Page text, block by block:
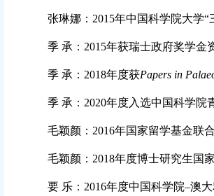
张琳娜： 2015年中国科学院大学“
季 承： 2015年获瑞士政府奖学金
季 承： 2018年度获Papers in
季 承： 2020年度入选中国科学院
毛颖颜： 2016年国家留学基金联
毛颖颜： 2018年度博士研究生国家
要 乐： 2016年度中国科学院–澳大